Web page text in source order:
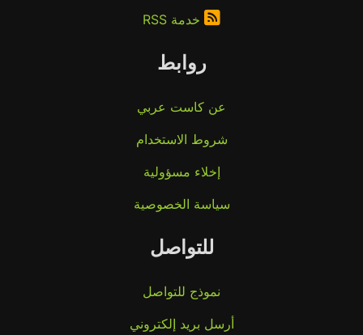
خدمة RSS
روابط
عن كاست عربي
شروط الاستخدام
إخلاء مسؤولية
سياسة الخصوصية
للتواصل
نموذج للتواصل
أرسل بريد إلكتروني